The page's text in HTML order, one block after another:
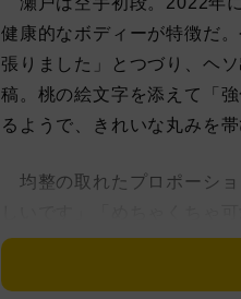
健康的なボディーが特徴だ
張りました」とつづり、ヘ
稿。桃の絵文字を添えて「
るようで、きれいな丸みを
均整の取れたプロポーショ
った声が届いている。